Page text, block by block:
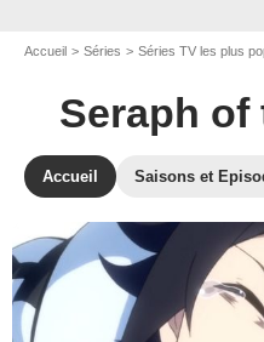
Accueil Séries Séries TV les plus
Seraph of
Accueil Saisons et